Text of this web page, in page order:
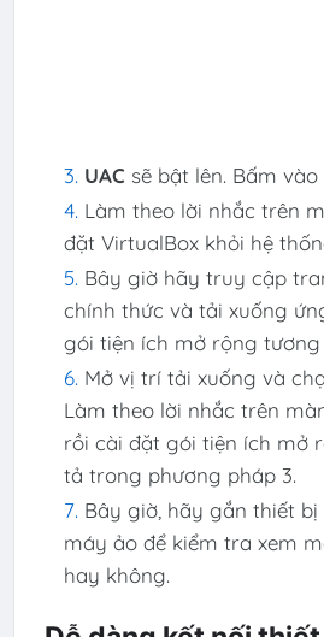
UAC sẽ bật lên. Bấm vào
Làm theo lời nhắc trên
đặt VirtualBox khỏi hệ
Bây giờ hãy truy cập
chính thức và tải xuống
gói tiện ích mở rộng tương
Mở vị trí tải xuống và
Làm theo lời nhắc trên
rồi cài đặt gói tiện ích mở
tả trong phương pháp 3.
Bây giờ, hãy gắn thiết bị
máy ảo để kiểm tra xem
hay không.